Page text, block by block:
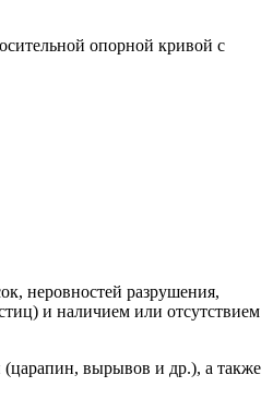
опорной кривой с
неровностей разрушения,
и наличием или отсутствием
вырывов и др.), а также